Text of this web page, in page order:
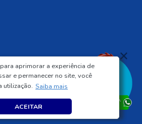
aprimorar a experiência de
e permanecer no site, você
utilização. Saiba mais
ACEITAR